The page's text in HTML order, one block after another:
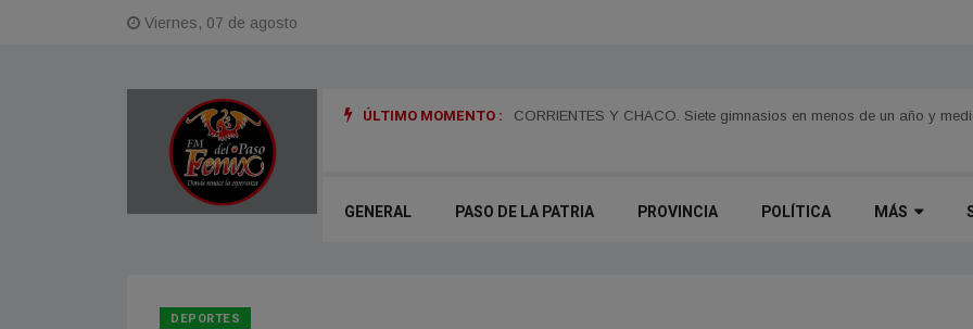
Viernes, 07 de agosto
ÚLTIMO MOMENTO : Juan Pablo Valdés impulsará una tarifa eléctrica diferenciada para el
GENERAL PASO DE LA PATRIA PROVINCIA POLÍTICA MÁS
DEPORTES